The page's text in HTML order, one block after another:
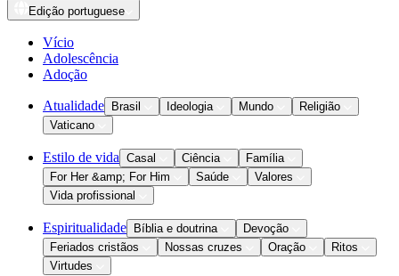
Edição portuguese
Vício
Adolescência
Adoção
Atualidade Brasil Ideologia Mundo
Religião
Vaticano
Estilo de vida Casal Ciência
Família
For Her &amp; For Him
Saúde
Valores
Vida profissional
Espiritualidade Bíblia e doutrina
Devoção
Feriados cristãos
Nossas cruzes Oração
Ritos
Virtudes